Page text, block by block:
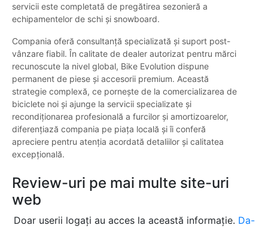
servicii este completată de pregătirea sezonieră a
echipamentelor de schi și snowboard.
Compania oferă consultanță specializată și suport post-
vânzare fiabil. În calitate de dealer autorizat pentru mărci
recunoscute la nivel global, Bike Evolution dispune
permanent de piese și accesorii premium. Această
strategie complexă, ce pornește de la comercializarea de
biciclete noi și ajunge la servicii specializate și
recondiționarea profesională a furcilor și amortizoarelor,
diferențiază compania pe piața locală și îi conferă
apreciere pentru atenția acordată detaliilor și calitatea
excepțională.
Review-uri pe mai multe site-uri
web
Doar userii logați au acces la această informație. Da-